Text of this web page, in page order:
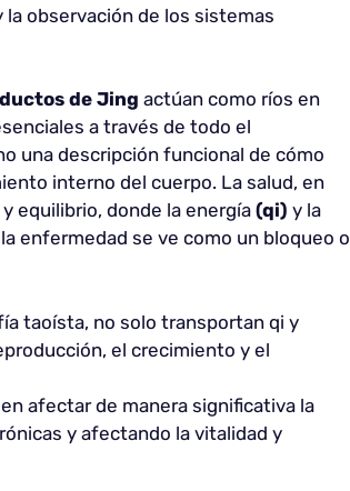
observación de los sistemas
de Jing actúan como ríos en
a través de todo el
una descripción funcional de cómo
interno del cuerpo. La salud, en
equilibrio, donde la energía (qi) y la
enfermedad se ve como un bloqueo o
taoísta, no solo transportan qi y
el crecimiento y el
afectar de manera significativa la
y afectando la vitalidad y